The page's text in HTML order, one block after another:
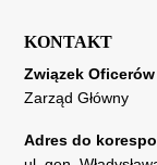
KONTAKT
Związek
Zarząd Główny
Adres do